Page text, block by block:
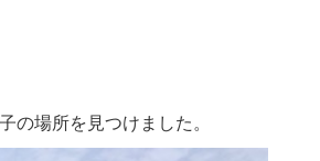
の場所を見つけました。